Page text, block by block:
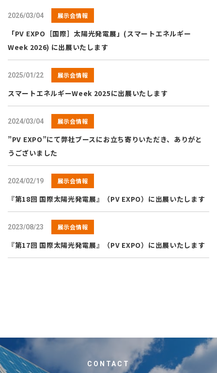
2026/03/04 展示会情報
「PV EXPO［国際］太陽光発電展」(スマートエネルギー
Week 2026) に出展いたします
2025/01/22 展示会情報
スマートエネルギーWeek 2025に出展いたします
2024/03/04 展示会情報
”PV EXPO”にて弊社ブースにお立ち寄りいただき、ありがと
うございました
2024/02/19 展示会情報
『第18回 国際太陽光発電展』（PV EXPO）に出展いたします
2023/08/23 展示会情報
『第17回 国際太陽光発電展』（PV EXPO）に出展いたします
CONTACT